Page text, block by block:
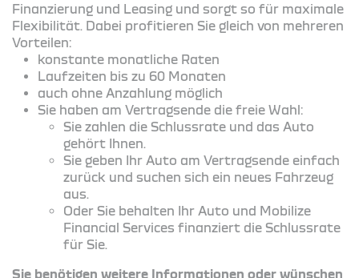
Finanzierung und Leasing und sorgt so für maximale
Flexibilität. Dabei profitieren Sie gleich von mehreren
Vorteilen:
konstante monatliche Raten
Laufzeiten bis zu 60 Monaten
auch ohne Anzahlung möglich
Sie haben am Vertragsende die freie Wahl:
Sie zahlen die Schlussrate und das Auto
gehört Ihnen.
Sie geben Ihr Auto am Vertragsende einfach
zurück und suchen sich ein neues Fahrzeug
aus.
Oder Sie behalten Ihr Auto und Mobilize
Financial Services finanziert die Schlussrate
für Sie.
Sie benötigen weitere Informationen oder wünschen